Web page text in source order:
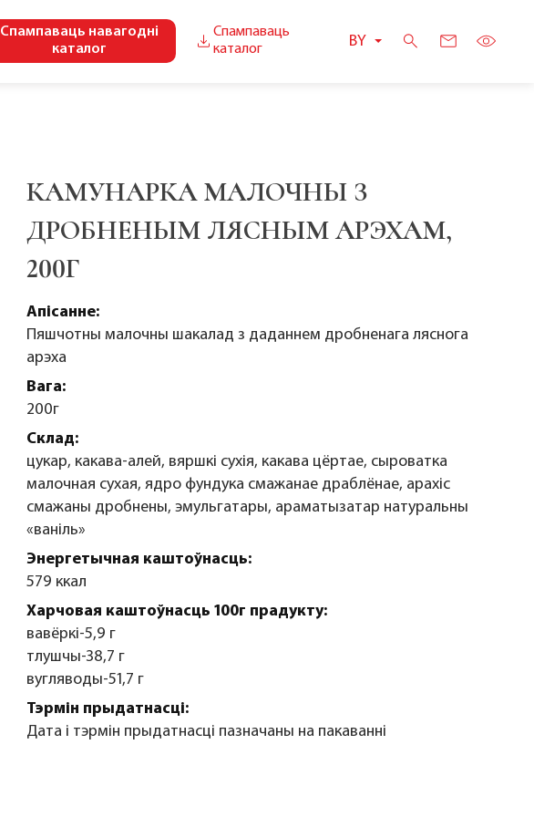
Спампаваць навагодні
каталог
Спампаваць
каталог
BY
КАМУНАРКА МАЛОЧНЫ З
ДРОБНЕНЫМ ЛЯСНЫМ АРЭХАМ,
200Г
Апісанне:
Пяшчотны малочны шакалад з даданнем дробненага ляснога
арэха
Вага:
200г
Склад:
цукар, какава-алей, вяршкі сухія, какава цёртае, сыроватка
малочная сухая, ядро фундука смажанае драблёнае, арахіс
смажаны дробнены, эмульгатары, араматызатар натуральны
«ваніль»
Энергетычная каштоўнасць:
579 ккал
Харчовая каштоўнасць 100г прадукту:
вавёркі-5,9 г
тлушчы-38,7 г
вугляводы-51,7 г
Тэрмін прыдатнасці:
Дата і тэрмін прыдатнасці пазначаны на пакаванні